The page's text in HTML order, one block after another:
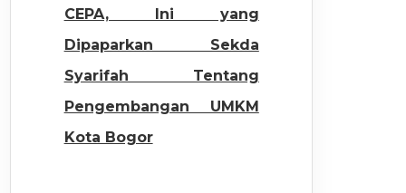
CEPA, Ini yang
Dipaparkan Sekda
Syarifah Tentang
Pengembangan UMKM
Kota Bogor